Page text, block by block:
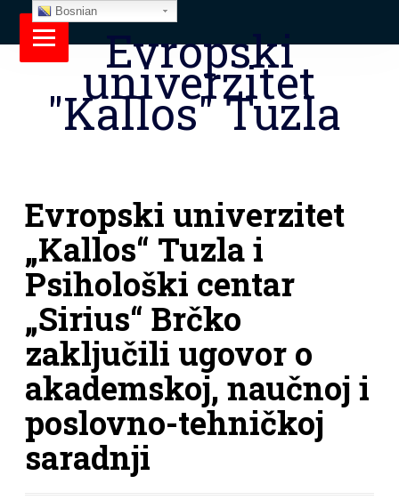
Evropski
univerzitet
"Kallos" Tuzla
Evropski univerzitet
„Kallos“ Tuzla i
Psihološki centar
„Sirius“ Brčko
zaključili ugovor o
akademskoj, naučnoj i
poslovno-tehničkoj
saradnji
Bosnian